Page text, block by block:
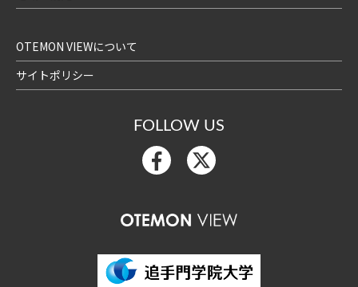
OTEMON VIEWについて
サイトポリシー
FOLLOW US